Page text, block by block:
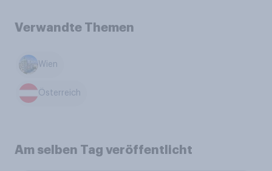
Verwandte Themen
Wien
Österreich
Am selben Tag veröffentlicht